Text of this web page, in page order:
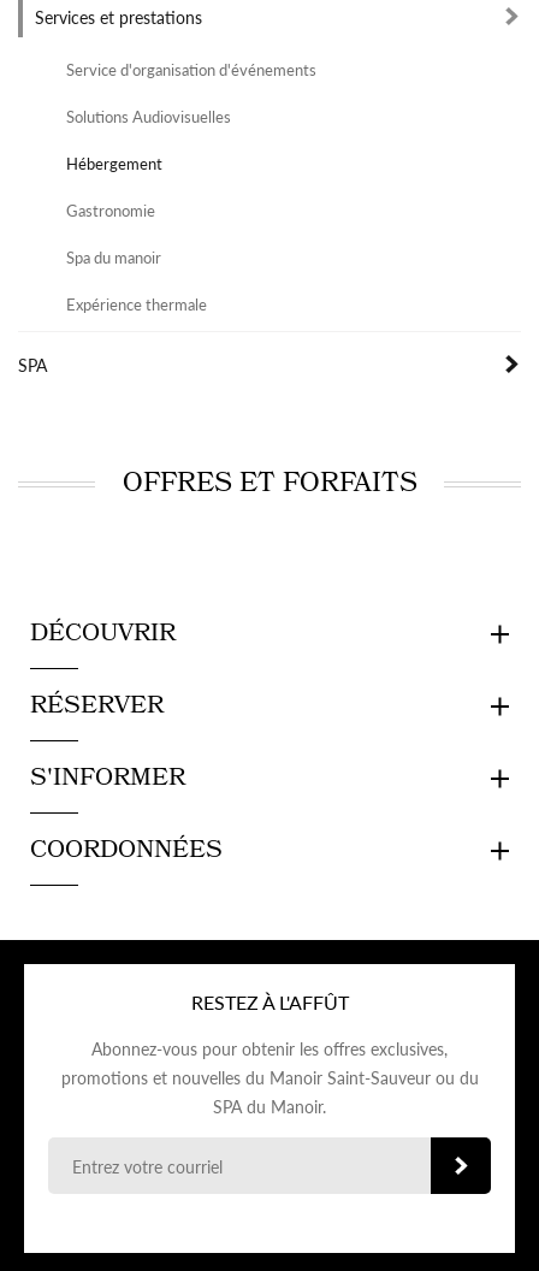
Services et prestations
Service d'organisation d'événements
Solutions Audiovisuelles
Hébergement
Gastronomie
Spa du manoir
Expérience thermale
SPA
OFFRES ET FORFAITS
DÉCOUVRIR
RÉSERVER
S'INFORMER
COORDONNÉES
RESTEZ À L'AFFÛT
Abonnez-vous pour obtenir les offres exclusives,
promotions et nouvelles du Manoir Saint-Sauveur ou du
SPA du Manoir.